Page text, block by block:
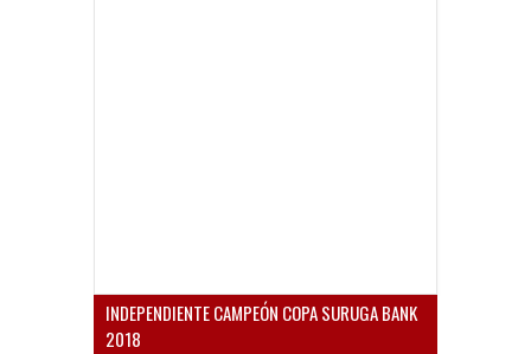
INDEPENDIENTE CAMPEÓN COPA SURUGA BANK
2018